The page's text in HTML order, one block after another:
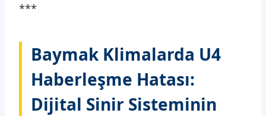
***
Baymak Klimalarda U4
Haberleşme Hatası:
Dijital Sinir Sisteminin